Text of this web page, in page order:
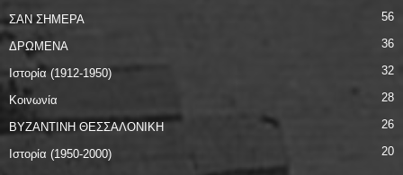
ΣΑΝ ΣΗΜΕΡΑ 56
ΔΡΩΜΕΝΑ 36
Ιστορία (1912-1950) 32
Κοινωνία 28
ΒΥΖΑΝΤΙΝΗ ΘΕΣΣΑΛΟΝΙΚΗ 26
Ιστορία (1950-2000) 20